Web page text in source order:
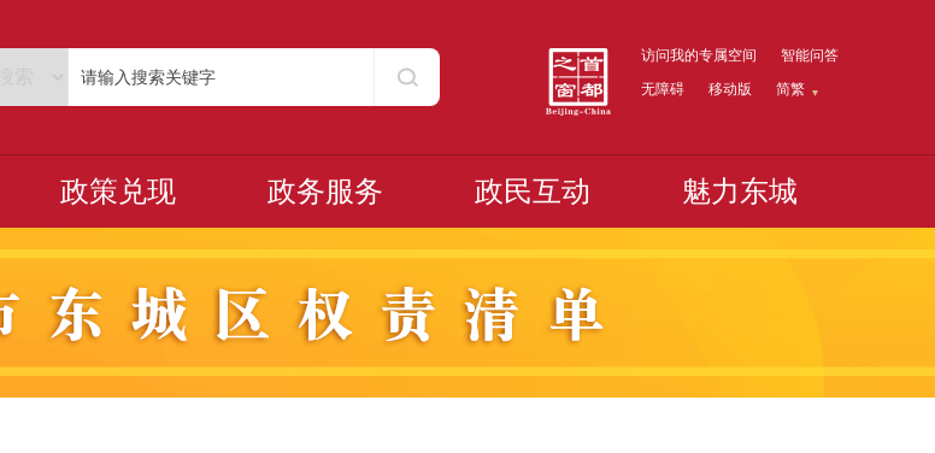
访问我的专属空间
智能问答
无障碍
移动版 简繁
政策兑现 政务服务 政民互动 魅力东城